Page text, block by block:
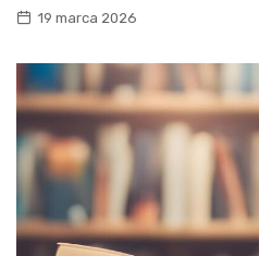
19 marca 2026